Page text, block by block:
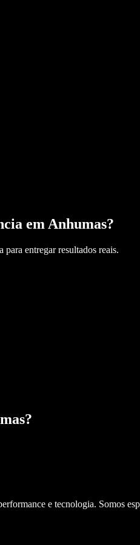
em Anhumas?
entregar resultados reais.
?
e tecnologia. Somos